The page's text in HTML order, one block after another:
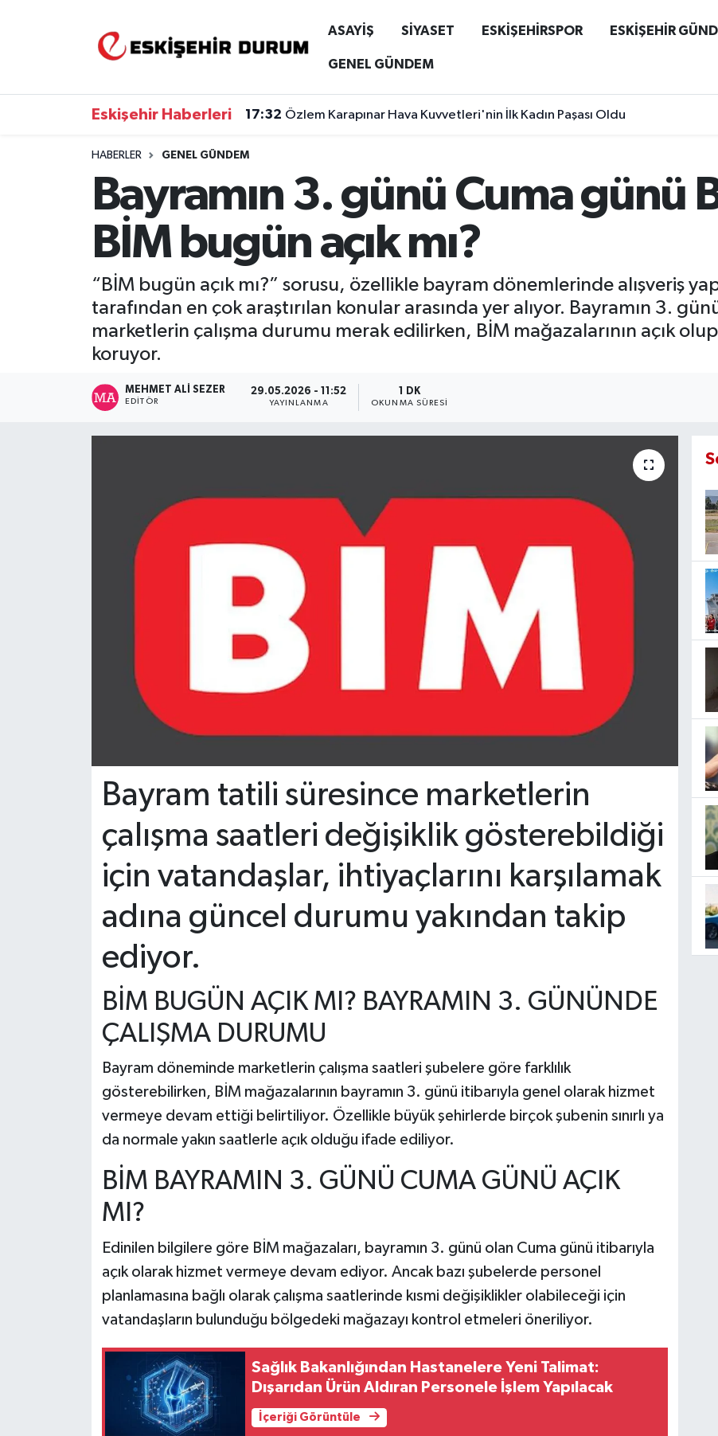
ASAYİŞ SİYASET ESKİŞEHİRSPOR ESKİŞEHİR
GENEL GÜNDEM
Eskişehir Haberleri 17:32 Özlem Karapınar Hava Kuvvetleri'nin İlk Kadın Paşası Oldu
HABERLER GENEL GÜNDEM
Bayramın 3. günü Cuma günü
BİM bugün açık mı?
“BİM bugün açık mı?” sorusu, özellikle bayram dönemlerinde alışveriş
tarafından en çok araştırılan konular arasında yer alıyor. Bayramın 3.
marketlerin çalışma durumu merak edilirken, BİM mağazalarının açık
koruyor.
MEHMET ALI SEZER
EDITÖR
29.05.2026 - 11:52
YAYINLANMA
1 DK
OKUNMA SÜRESI
Bayram tatili süresince marketlerin
çalışma saatleri değişiklik gösterebildiği
için vatandaşlar, ihtiyaçlarını karşılamak
adına güncel durumu yakından takip
ediyor.
BİM BUGÜN AÇIK MI? BAYRAMIN 3. GÜNÜNDE
ÇALIŞMA DURUMU
Bayram döneminde marketlerin çalışma saatleri şubelere göre farklılık
gösterebilirken, BİM mağazalarının bayramın 3. günü itibarıyla genel olarak hizmet
vermeye devam ettiği belirtiliyor. Özellikle büyük şehirlerde birçok şubenin sınırlı ya
da normale yakın saatlerle açık olduğu ifade ediliyor.
BİM BAYRAMIN 3. GÜNÜ CUMA GÜNÜ AÇIK
MI?
Edinilen bilgilere göre BİM mağazaları, bayramın 3. günü olan Cuma günü itibarıyla
açık olarak hizmet vermeye devam ediyor. Ancak bazı şubelerde personel
planlamasına bağlı olarak çalışma saatlerinde kısmi değişiklikler olabileceği için
vatandaşların bulunduğu bölgedeki mağazayı kontrol etmeleri öneriliyor.
Sağlık Bakanlığından Hastanelere Yeni Talimat:
Dışarıdan Ürün Aldıran Personele İşlem Yapılacak
İçeriği Görüntüle
Eskişehir Nöbetçi Eczaneler
Eskişehir Trafik Yoğunluk Haritası
Süper Lig Puan Durumu ve Fikstür
Son Dakika Haberleri
Haber Arşivi